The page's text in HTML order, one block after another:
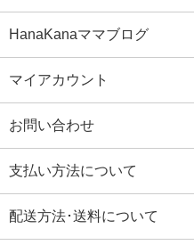
HanaKanaママブログ
マイアカウント
お問い合わせ
支払い方法について
配送方法･送料について